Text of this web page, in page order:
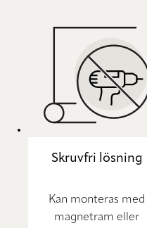
Skruvfri lösning
Kan monteras med
magnetram eller